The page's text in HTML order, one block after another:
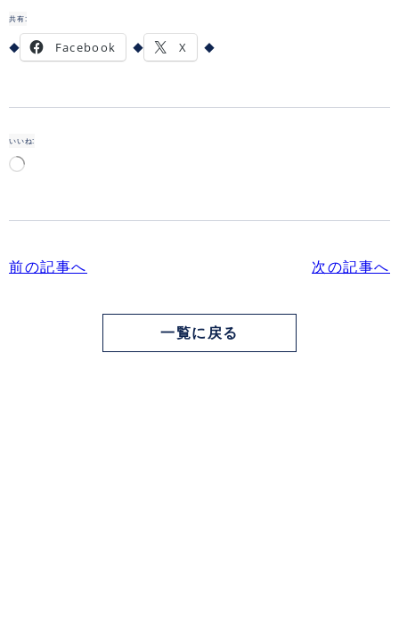
共有:
Facebook X
いいね:
読
中…
前の記事へ 次の記事へ
一覧に戻る